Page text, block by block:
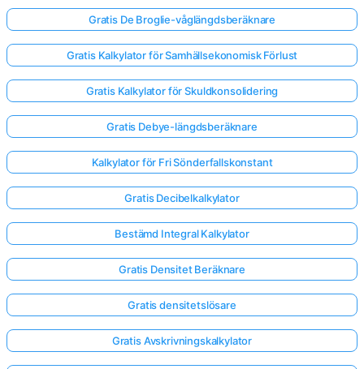
Gratis De Broglie-våglängdsberäknare
Gratis Kalkylator för Samhällsekonomisk Förlust
Gratis Kalkylator för Skuldkonsolidering
Gratis Debye-längdsberäknare
Kalkylator för Fri Sönderfallskonstant
Gratis Decibelkalkylator
Bestämd Integral Kalkylator
Gratis Densitet Beräknare
Gratis densitetslösare
Gratis Avskrivningskalkylator